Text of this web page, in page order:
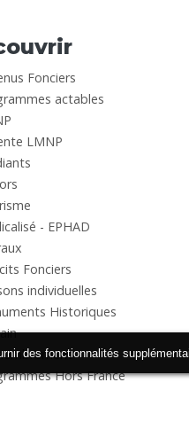
Fonciers
actables
LMNP
- EPHAD
Fonciers
individuelles
Historiques
Hors France
des fonctionnalités